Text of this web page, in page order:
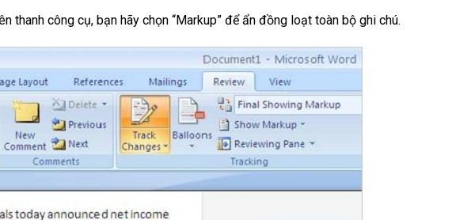
thanh công cụ, bạn hãy chọn “Markup” để ẩn đồng loạt toàn bộ ghi chú.